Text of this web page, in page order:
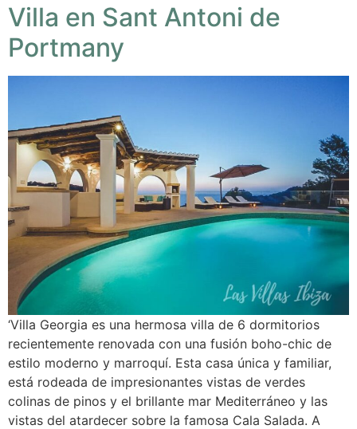
Villa en Sant Antoni de
Portmany
‘Villa Georgia es una hermosa villa de 6 dormitorios
recientemente renovada con una fusión boho-chic de
estilo moderno y marroquí. Esta casa única y familiar,
está rodeada de impresionantes vistas de verdes
colinas de pinos y el brillante mar Mediterráneo y las
vistas del atardecer sobre la famosa Cala Salada. A